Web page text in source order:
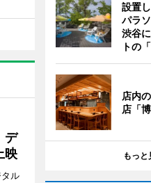
デ
映
ル
設置
パラ
渋谷
トの
店内
店「
もっと